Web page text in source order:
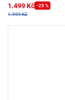
1.499 Kč -25 %
1.999 Kč